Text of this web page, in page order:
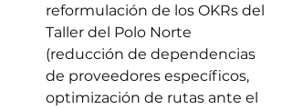
reformulación de los OKRs del
Taller del Polo Norte
(reducción de dependencias
de proveedores específicos,
optimización de rutas ante el